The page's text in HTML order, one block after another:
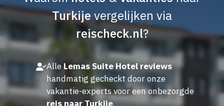
Turkijevergelijken via
reischeck.nl?
Alle Lemas Suite Hotel reviews
handmatig gecheckt door onze
vakantie-experts voor een onbezorgde
reis naar Turkije.